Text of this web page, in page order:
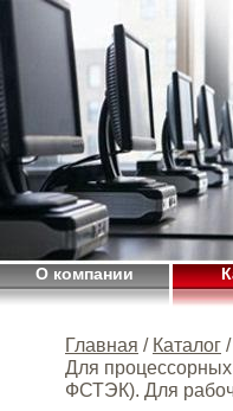
О компании
Главная / Каталог /
Для
ФСТЭК). Для